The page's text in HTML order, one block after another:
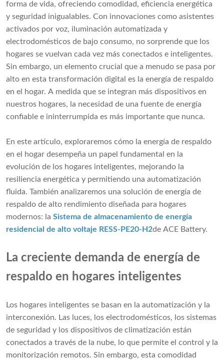
forma de vida, ofreciendo comodidad, eficiencia energética
y seguridad inigualables. Con innovaciones como asistentes
activados por voz, iluminación automatizada y
electrodomésticos de bajo consumo, no sorprende que los
hogares se vuelvan cada vez más conectados e inteligentes.
Sin embargo, un elemento crucial que a menudo se pasa por
alto en esta transformación digital es la energía de respaldo
en el hogar. A medida que se integran más dispositivos en
nuestros hogares, la necesidad de una fuente de energía
confiable e ininterrumpida es más importante que nunca.
En este artículo, exploraremos cómo la energía de respaldo
en el hogar desempeña un papel fundamental en la
evolución de los hogares inteligentes, mejorando la
resiliencia energética y permitiendo una automatización
fluida. También analizaremos una solución de energía de
respaldo de alto rendimiento diseñada para hogares
modernos: la Sistema de almacenamiento de energía
residencial de alto voltaje RESS-PE20-H2de ACE Battery.
La creciente demanda de energía de
respaldo en hogares inteligentes
Los hogares inteligentes se basan en la automatización y la
interconexión. Las luces, los electrodomésticos, los sistemas
de seguridad y los dispositivos de climatización están
conectados a través de la nube, lo que permite el control y la
monitorización remotos. Sin embargo, esta comodidad